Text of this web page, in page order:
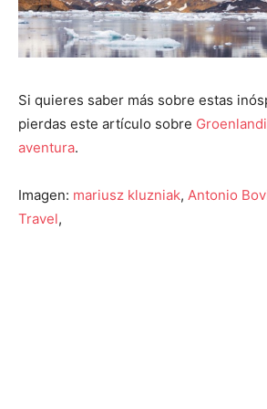
Si quieres saber más sobre estas
pierdas este artículo sobre
aventura.
Imagen: mariusz kluzniak, Antonio
Travel,